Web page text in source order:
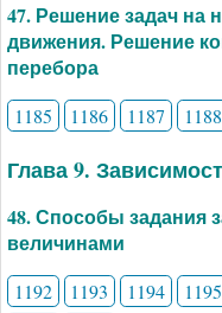
47. Решение задач на
движения. Решение
перебора
1185 1186 1187 1188
Глава 9.
48. Способы задания
величинами
1192 1193 1194 1195